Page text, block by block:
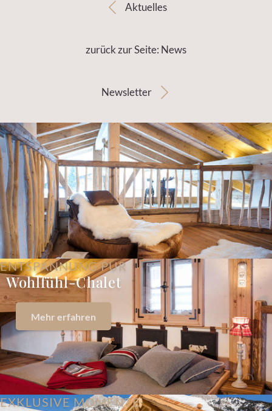
Aktuelles
zurück zur Seite: News
Newsletter
ENTSPANNUNG PUR
Wohlfühl-Chalet
Mehr erfahren
EXKLUSIVE MOMENTE